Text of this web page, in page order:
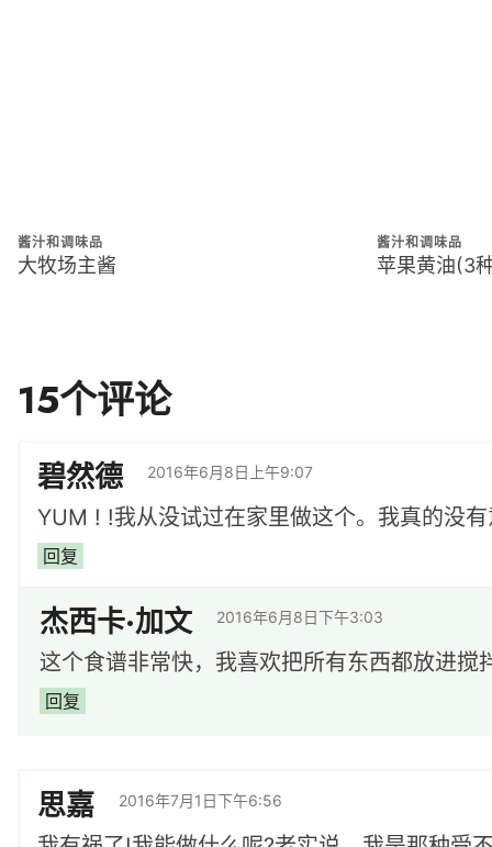
酱汁和调味品
大牧场主酱
酱汁和调味品
苹果黄油(3
读
者
互
动
15个评论
碧然德 2016年6月8日上午9:07
YUM ! !我从没试过在家里做这个。我真的没
回复
杰西卡·加文 2016年6月8日下午3:03
这个食谱非常快，我喜欢把所有东西都放进
回复
思嘉 2016年7月1日下午6:56